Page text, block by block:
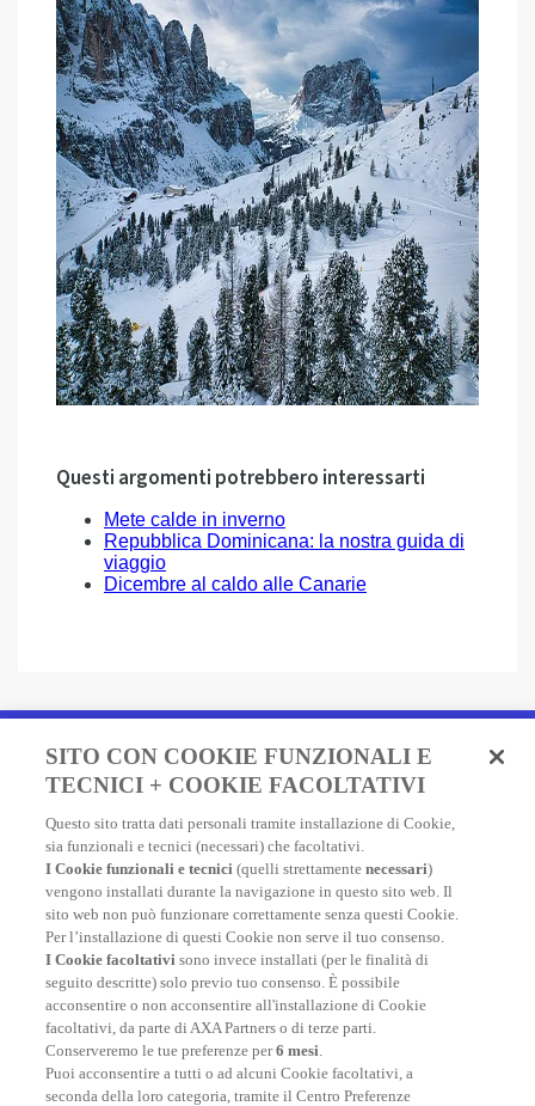
Questi argomenti potrebbero interessarti
Mete calde in inverno
Repubblica Dominicana: la nostra guida di
viaggio
Dicembre al caldo alle Canarie
Fai un preventivo e acquista
in due minuti!
Assicurazione Viaggio AXA: scegli e acquista online la
migliore polizza, economica e completa, per viaggiare
nel mondo.
FAI UN PREVENTIVO
SITO CON COOKIE FUNZIONALI E
TECNICI + COOKIE FACOLTATIVI
Questo sito tratta dati personali tramite installazione di Cookie,
sia funzionali e tecnici (necessari) che facoltativi.
I Cookie funzionali e tecnici (quelli strettamentenecessari)
vengono installati durante la navigazione in questo sito web. Il
sito web non può funzionare correttamente senza questi Cookie.
Per l’installazione di questi Cookie non serve il tuo consenso.
I Cookie facoltativi sono invece installati (per le finalità di
seguito descritte) solo previo tuo consenso. È possibile
acconsentire o non acconsentire all'installazione di Cookie
facoltativi, da parte di AXA Partners o di terze parti.
Conserveremo le tue preferenze per6 mesi.
Puoi acconsentire a tutti o ad alcuni Cookie facoltativi, a
seconda della loro categoria, tramite il Centro Preferenze